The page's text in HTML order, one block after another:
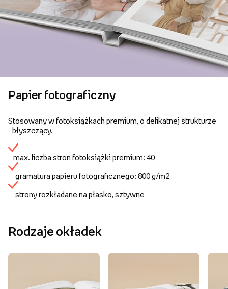
Papier fotograficzny
Stosowany w fotoksiążkach premium, o delikatnej strukturze
- błyszczący.
max. liczba stron fotoksiążki premium: 40
gramatura papieru fotograficznego: 800 g/m2
strony rozkładane na płasko, sztywne
Rodzaje okładek